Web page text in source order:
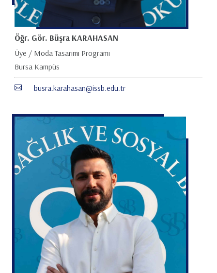
Öğr. Gör. Büşra KARAHASAN
Üye / Moda Tasarımı Programı
Bursa Kampüs
busra.karahasan@issb.edu.tr